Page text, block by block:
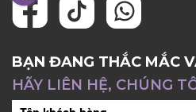
BẠN ĐANG THẮC MẮC
HÃY LIÊN HỆ, CHÚNG